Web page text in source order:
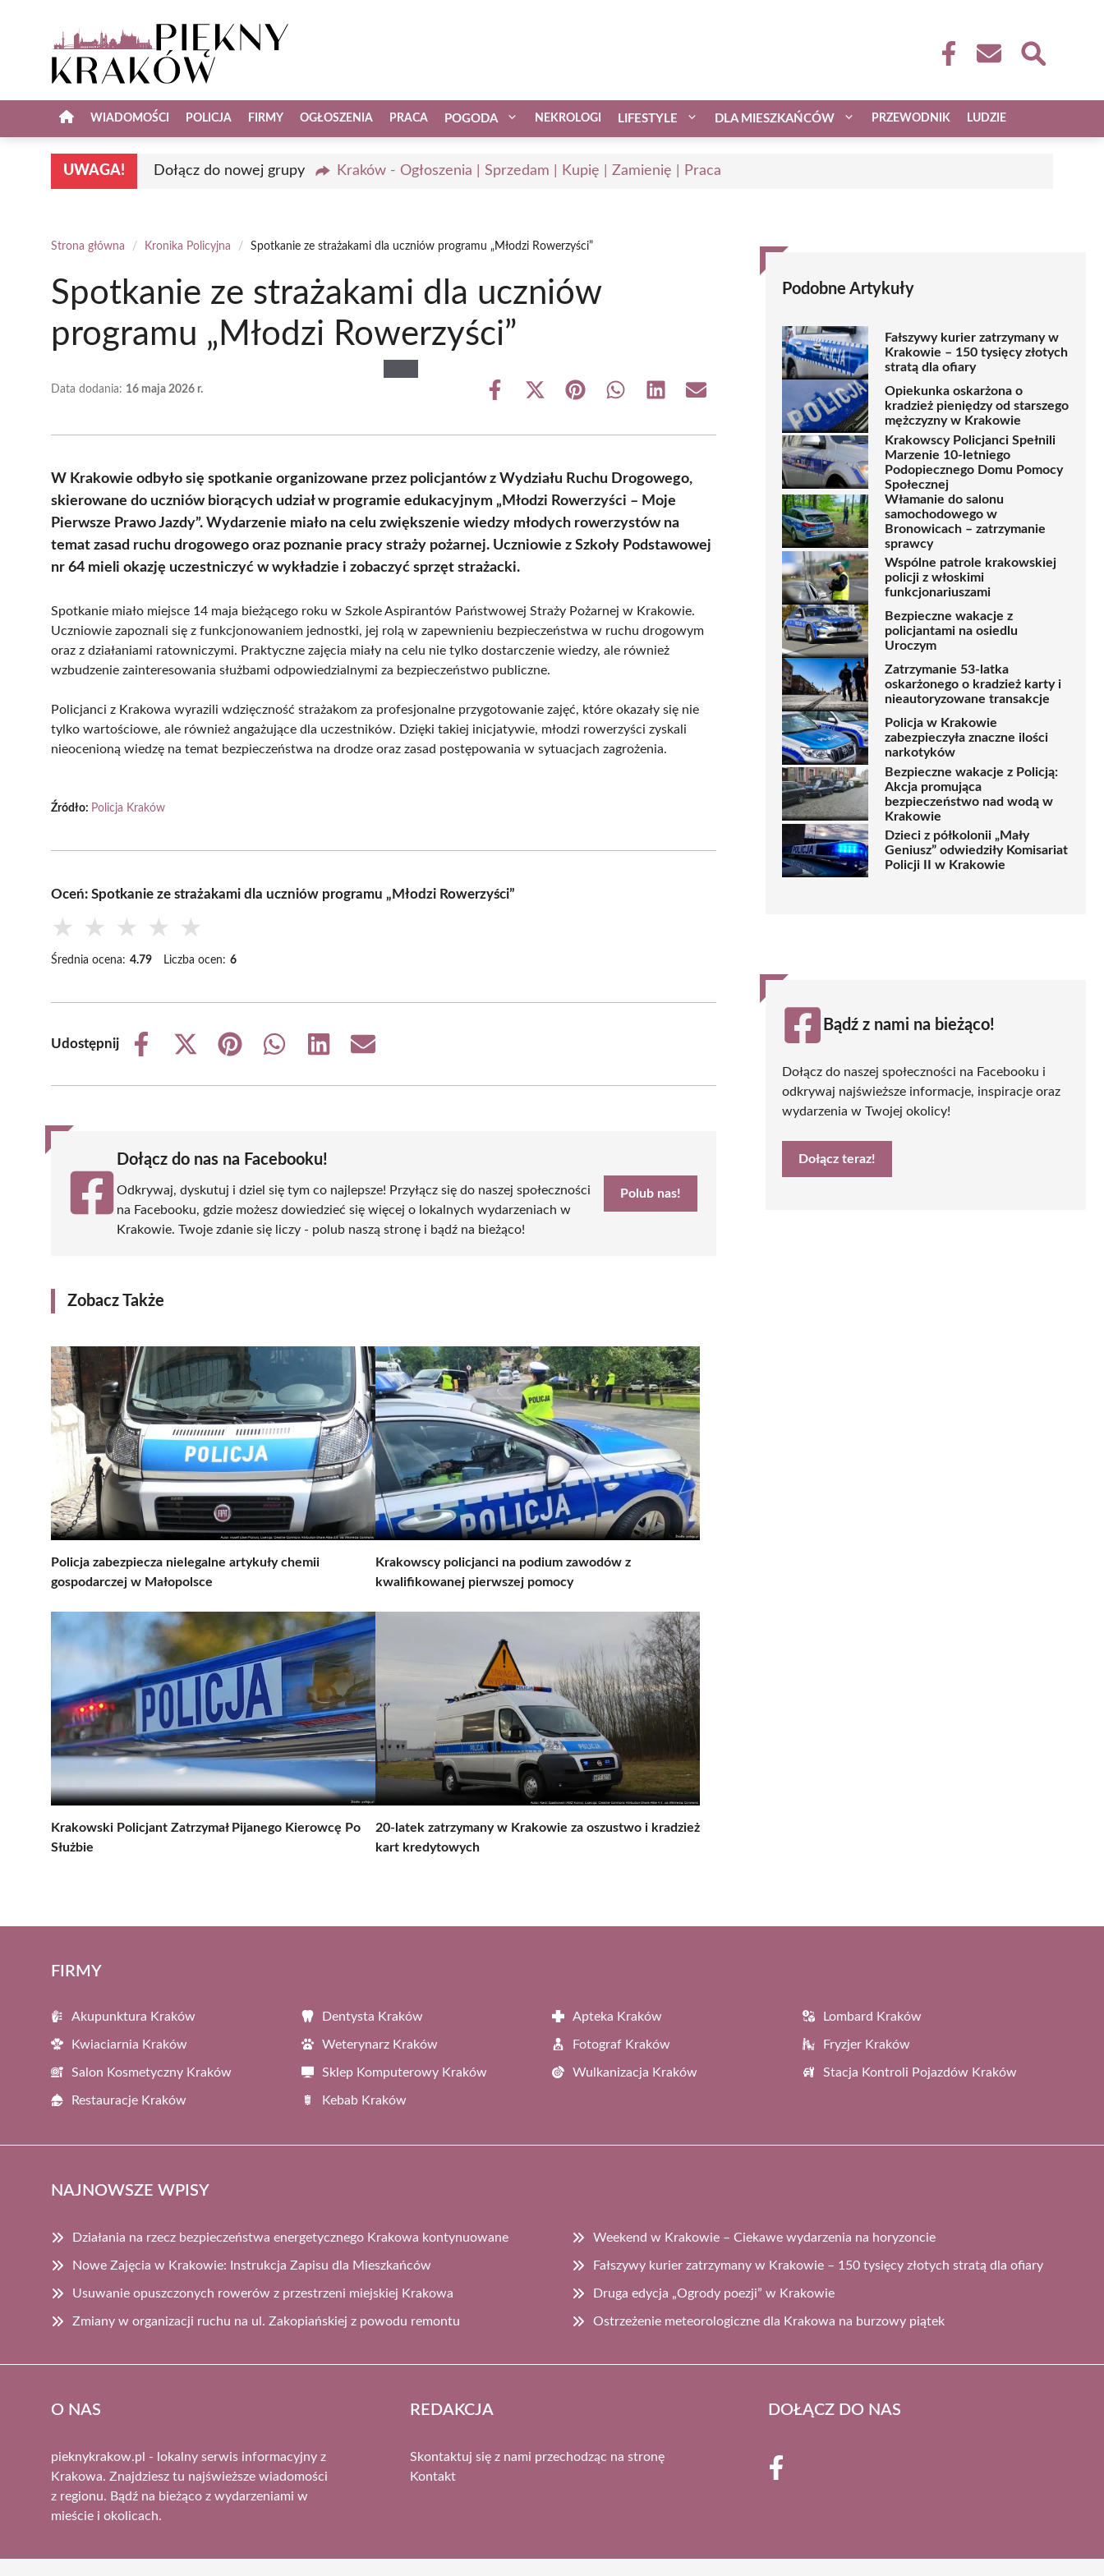
WIADOMOŚCI POLICJA FIRMY OGŁOSZENIA PRACA POGODA NEKROLOGI LIFESTYLE DLA MIESZKAŃCÓW PRZEWODNIK LUDZIE
UWAGA! Dołącz do nowej grupy Kraków - Ogłoszenia | Sprzedam | Kupię | Zamienię | Praca
Strona główna / Kronika Policyjna / Spotkanie ze strażakami dla uczniów programu „Młodzi Rowerzyści”
Spotkanie ze strażakami dla uczniów
programu „Młodzi Rowerzyści”
Data dodania: 16 maja 2026 r.
Share
Share
(Twitter)
Share Share Share Share
W Krakowie odbyło się spotkanie organizowane przez policjantów z Wydziału Ruchu Drogowego,
skierowane do uczniów biorących udział w programie edukacyjnym „Młodzi Rowerzyści – Moje
Pierwsze Prawo Jazdy”. Wydarzenie miało na celu zwiększenie wiedzy młodych rowerzystów na
temat zasad ruchu drogowego oraz poznanie pracy straży pożarnej. Uczniowie z Szkoły Podstawowej
nr 64 mieli okazję uczestniczyć w wykładzie i zobaczyć sprzęt strażacki.
Spotkanie miało miejsce 14 maja bieżącego roku w Szkole Aspirantów Państwowej Straży Pożarnej w Krakowie.
Uczniowie zapoznali się z funkcjonowaniem jednostki, jej rolą w zapewnieniu bezpieczeństwa w ruchu drogowym
oraz z działaniami ratowniczymi. Praktyczne zajęcia miały na celu nie tylko dostarczenie wiedzy, ale również
wzbudzenie zainteresowania służbami odpowiedzialnymi za bezpieczeństwo publiczne.
Policjanci z Krakowa wyrazili wdzięczność strażakom za profesjonalne przygotowanie zajęć, które okazały się nie
tylko wartościowe, ale również angażujące dla uczestników. Dzięki takiej inicjatywie, młodzi rowerzyści zyskali
nieocenioną wiedzę na temat bezpieczeństwa na drodze oraz zasad postępowania w sytuacjach zagrożenia.
Źródło: Policja Kraków
Oceń: Spotkanie ze strażakami dla uczniów programu „Młodzi Rowerzyści”
★ ★ ★ ★ ★
Średnia ocena: 4.79 Liczba ocen: 6
Udostępnij
Share
Share
(Twitter)
Share
Share
Share
Share
Dołącz do nas na Facebooku!
Odkrywaj, dyskutuj i dziel się tym co najlepsze! Przyłącz się do naszej społeczności
na Facebooku, gdzie możesz dowiedzieć się więcej o lokalnych wydarzeniach w
Krakowie. Twoje zdanie się liczy - polub naszą stronę i bądź na bieżąco!
Polub nas!
Zobacz Także
Policja zabezpiecza nielegalne artykuły chemii
gospodarczej w Małopolsce
Krakowscy policjanci na podium zawodów z
kwalifikowanej pierwszej pomocy
Krakowski Policjant Zatrzymał Pijanego Kierowcę Po
Służbie
20-latek zatrzymany w Krakowie za oszustwo i kradzież
kart kredytowych
Podobne Artykuły
Fałszywy kurier zatrzymany w
Krakowie – 150 tysięcy złotych
stratą dla ofiary
Opiekunka oskarżona o
kradzież pieniędzy od starszego
mężczyzny w Krakowie
Krakowscy Policjanci Spełnili
Marzenie 10-letniego
Podopiecznego Domu Pomocy
Społecznej
Włamanie do salonu
samochodowego w
Bronowicach – zatrzymanie
sprawcy
Wspólne patrole krakowskiej
policji z włoskimi
funkcjonariuszami
Bezpieczne wakacje z
policjantami na osiedlu
Uroczym
Zatrzymanie 53-latka
oskarżonego o kradzież karty i
nieautoryzowane transakcje
Policja w Krakowie
zabezpieczyła znaczne ilości
narkotyków
Bezpieczne wakacje z Policją:
Akcja promująca
bezpieczeństwo nad wodą w
Krakowie
Dzieci z półkolonii „Mały
Geniusz” odwiedziły Komisariat
Policji II w Krakowie
Bądź z nami na bieżąco!
Dołącz do naszej społeczności na Facebooku i
odkrywaj najświeższe informacje, inspiracje oraz
wydarzenia w Twojej okolicy!
Dołącz teraz!
FIRMY
Akupunktura Kraków Dentysta Kraków Apteka Kraków Lombard Kraków
Kwiaciarnia Kraków Weterynarz Kraków Fotograf Kraków Fryzjer Kraków
Salon Kosmetyczny Kraków Sklep Komputerowy Kraków Wulkanizacja Kraków Stacja Kontroli Pojazdów Kraków
Restauracje Kraków Kebab Kraków
NAJNOWSZE WPISY
Działania na rzecz bezpieczeństwa energetycznego Krakowa kontynuowane Weekend w Krakowie – Ciekawe wydarzenia na horyzoncie
Nowe Zajęcia w Krakowie: Instrukcja Zapisu dla Mieszkańców Fałszywy kurier zatrzymany w Krakowie – 150 tysięcy złotych stratą dla ofiary
Usuwanie opuszczonych rowerów z przestrzeni miejskiej Krakowa Druga edycja „Ogrody poezji” w Krakowie
Zmiany w organizacji ruchu na ul. Zakopiańskiej z powodu remontu Ostrzeżenie meteorologiczne dla Krakowa na burzowy piątek
O NAS
pieknykrakow.pl - lokalny serwis informacyjny z
Krakowa. Znajdziesz tu najświeższe wiadomości
z regionu. Bądź na bieżąco z wydarzeniami w
mieście i okolicach.
REDAKCJA
Skontaktuj się z nami przechodząc na stronę
Kontakt
DOŁĄCZ DO NAS